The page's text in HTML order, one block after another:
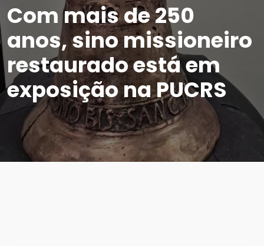
Com mais de 250
anos, sino missioneiro
restaurado está em
exposição na PUCRS